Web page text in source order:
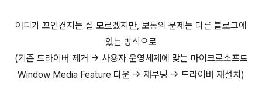
어디가 꼬인건지는 잘 모르겠지만, 보통의 문제는 다른 블로그에
있는 방식으로
(기존 드라이버 제거 -> 사용자 운영체제에 맞는 마이크로소프트
Window Media Feature 다운 -> 재부팅 -> 드라이버 재설치)